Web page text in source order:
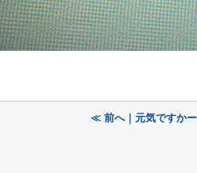
≪ 前へ｜元気ですか